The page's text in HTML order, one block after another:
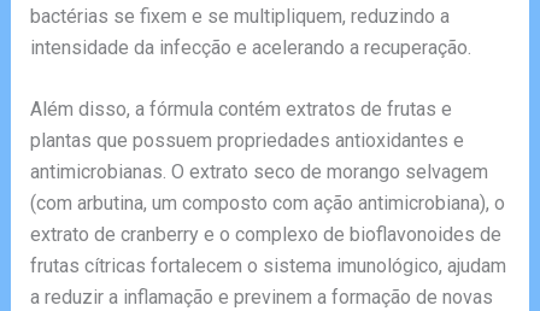
bactérias se fixem e se multipliquem, reduzindo a
intensidade da infecção e acelerando a recuperação.
Além disso, a fórmula contém extratos de frutas e
plantas que possuem propriedades antioxidantes e
antimicrobianas. O extrato seco de morango selvagem
(com arbutina, um composto com ação antimicrobiana), o
extrato de cranberry e o complexo de bioflavonoides de
frutas cítricas fortalecem o sistema imunológico, ajudam
a reduzir a inflamação e previnem a formação de novas